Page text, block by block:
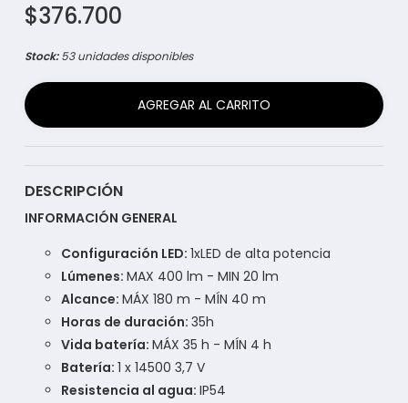
$376.700
Stock:53 unidades disponibles
AGREGAR AL CARRITO
DESCRIPCIÓN
INFORMACIÓN GENERAL
Configuración LED: 1xLED de alta potencia
Lúmenes: MAX 400 lm - MIN 20 lm
Alcance: MÁX 180 m - MÍN 40 m
Horas de duración: 35h
Vida batería: MÁX 35 h - MÍN 4 h
Batería: 1 x 14500 3,7 V
Resistencia al agua: IP54